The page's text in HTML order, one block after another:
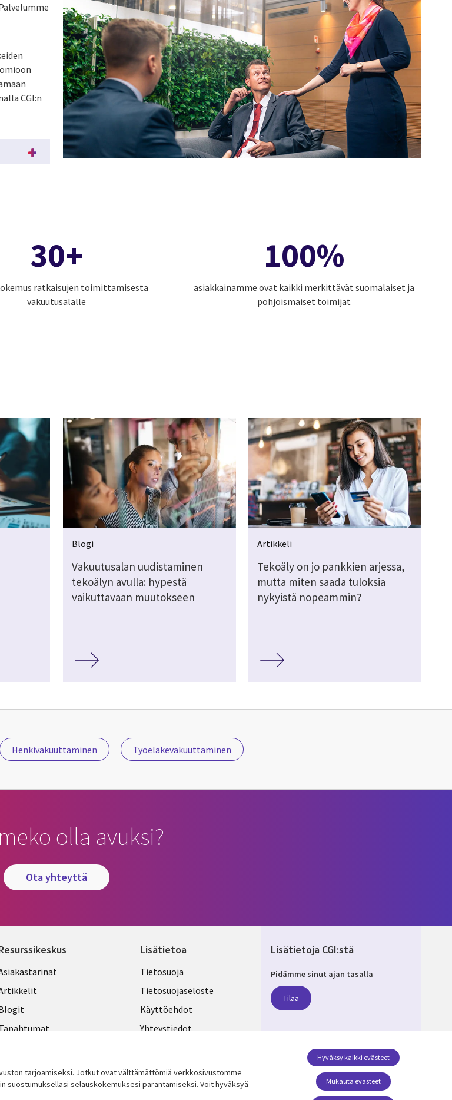
CGI:n
30+
ratkaisujen toimittamisesta
vakuutusalalle
100%
asiakkainamme ovat kaikki merkittävät suomalaiset ja
pohjoismaiset toimijat
Blogi
Vakuutusalan uudistaminen
tekoälyn avulla: hypestä
vaikuttavaan muutokseen
Artikkeli
Tekoäly on jo pankkien arjessa,
mutta miten saada tuloksia
nykyistä nopeammin?
Henkivakuuttaminen Työeläkevakuuttaminen
olla avuksi?
ota yhteyttä
lisää
Lisätietoa
Legal
FINLAND
Tietosuoja
Tietosuojaseloste
Käyttöehdot
Yhteystiedot
Lisätietoja CGI:stä
Pidämme sinut ajan tasalla
Tilaa
Seuraa meitä
Social Media FINLAND
tarjoamiseksi. Jotkut ovat välttämättömiä verkkosivustomme
suostumuksellasi selauskokemuksesi parantamiseksi. Voit hyväksyä
Mukauta evästeet
Hyväksy kaikki evästeet